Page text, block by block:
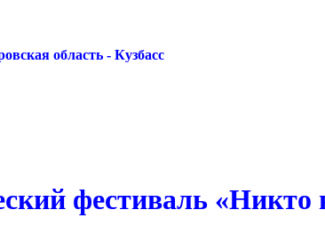
область - Кузбасс
фестиваль «Никто